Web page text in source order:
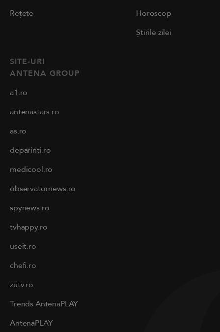
Rețete
Horoscop
Știrile zilei
SITE-URI
ANTENA GROUP
a1.ro
antenastars.ro
as.ro
deparinti.ro
medicool.ro
observatornews.ro
spynews.ro
tvhappy.ro
useit.ro
chefi.ro
zutv.ro
Trends AntenaPLAY
AntenaPLAY